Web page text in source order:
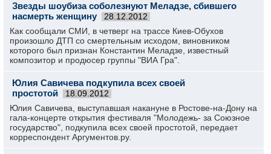
Звезды шоубиза соболезнуют Меладзе, сбившего
насмерть женщину
28.12.2012
Как сообщали СМИ, в четверг на трассе Киев-Обухов
произошло ДТП со смертельным исходом, виновником
которого был признан Константин Меладзе, известный
композитор и продюсер группы "ВИА Гра".
Юлия Савичева подкупила всех своей
простотой
18.09.2012
Юлия Савичева, выступавшая накануне в Ростове-на-Дону на
гала-концерте открытия фестиваля "Молодежь- за Союзное
государство", подкупила всех своей простотой, передает
корреспондент Аргументов.ру.